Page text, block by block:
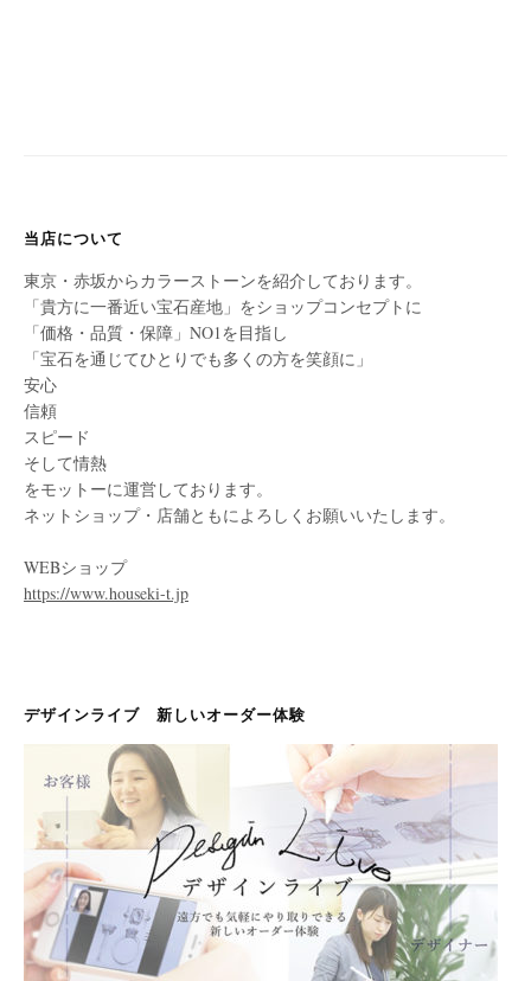
当店について
東京・赤坂からカラーストーンを紹介しております。
「貴方に一番近い宝石産地」をショップコンセプトに
「価格・品質・保障」NO1を目指し
「宝石を通じてひとりでも多くの方を笑顔に」
安心
信頼
スピード
そして情熱
をモットーに運営しております。
ネットショップ・店舗ともによろしくお願いいたします。
WEBショップ
https://www.houseki-t.jp
デザインライブ 新しいオーダー体験